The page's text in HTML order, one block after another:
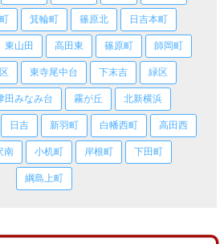
箕輪町 篠原北 日吉本町
東山田 高田東 篠原町 師岡町
東寺尾中台 下末吉 緑区
田みなみ台 霧が丘 北新横浜
日吉 新羽町 白幡西町 高田西
南 小机町 岸根町 下田町
綱島上町